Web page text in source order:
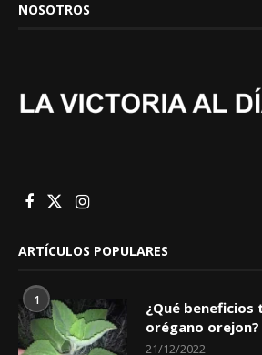
NOSOTROS
ARTÍCULOS POPULARES
1
¿Qué
orégano orejon?
21/12/2022